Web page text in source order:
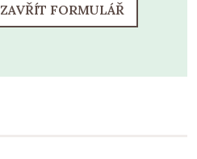
ZAVŘÍT FORMULÁŘ